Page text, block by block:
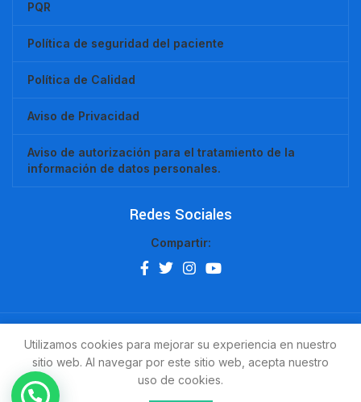
PQR
Política de seguridad del paciente
Política de Calidad
Aviso de Privacidad
Aviso de autorización para el tratamiento de la
información de datos personales.
Redes Sociales
Compartir:
Copyright © 2023 Clínica sanar
Utilizamos cookies para mejorar su experiencia en nuestro
sitio web. Al navegar por este sitio web, acepta nuestro
uso de cookies.